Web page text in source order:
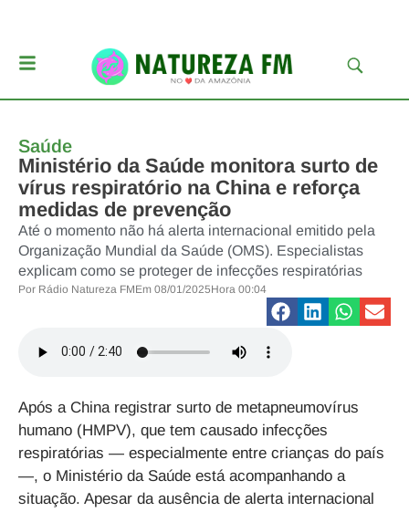
Saúde
Ministério da Saúde monitora surto de
vírus respiratório na China e reforça
medidas de prevenção
Até o momento não há alerta internacional emitido pela
Organização Mundial da Saúde (OMS). Especialistas
explicam como se proteger de infecções respiratórias
Por Rádio Natureza FMEm 08/01/2025Hora 00:04
Após a China registrar surto de metapneumovírus
humano (HMPV), que tem causado infecções
respiratórias — especialmente entre crianças do país
—, o Ministério da Saúde está acompanhando a
situação. Apesar da ausência de alerta internacional